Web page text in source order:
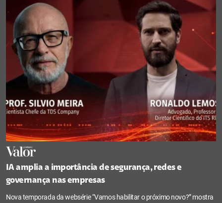
IA amplia a importância de segurança, redes e
governança nas empresas
Nova temporada da websérie “Vamos habilitar o próximo novo?” mostra